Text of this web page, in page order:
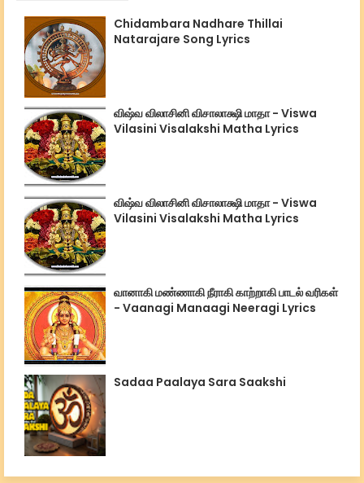
Chidambara Nadhare Thillai
Natarajare Song Lyrics
விஷ்வ விலாசினி விசாலாக்ஷி மாதா - Viswa
Vilasini Visalakshi Matha Lyrics
விஷ்வ விலாசினி விசாலாக்ஷி மாதா - Viswa
Vilasini Visalakshi Matha Lyrics
வானாகி மண்ணாகி நீராகி காற்றாகி பாடல் வரிகள்
- Vaanagi Manaagi Neeragi Lyrics
Sadaa Paalaya Sara Saakshi